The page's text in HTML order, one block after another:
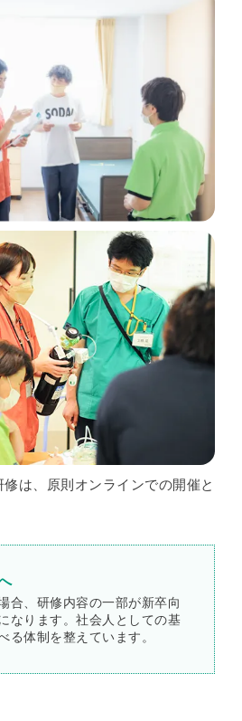
は、原則オンラインでの開催と
合、研修内容の一部が新卒向
なります。社会人としての基
る体制を整えています。